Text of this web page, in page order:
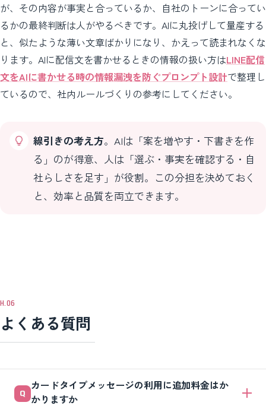
が、その内容が事実と合っているか、自社のトーンに合ってい
るかの最終判断は人がやるべきです。AIに丸投げして量産する
と、似たような薄い文章ばかりになり、かえって読まれなくな
ります。AIに配信文を書かせるときの情報の扱い方はLINE配信
文をAIに書かせる時の情報漏洩を防ぐプロンプト設計で整理し
ているので、社内ルールづくりの参考にしてください。
線引きの考え方。AIは「案を増やす・下書きを作
る」のが得意、人は「選ぶ・事実を確認する・自
社らしさを足す」が役割。この分担を決めておく
と、効率と品質を両立できます。
よくある質問
カードタイプメッセージの利用に追加料金はか
かりますか